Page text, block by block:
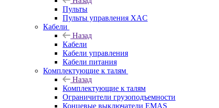
Пульты
Пульты управления XAC
Кабели
Назад
Кабели
Кабели управления
Кабели питания
Комплектующие к талям
Назад
Комплектующие к талям
Ограничители грузоподъемности
Концевые выключатели EMAS